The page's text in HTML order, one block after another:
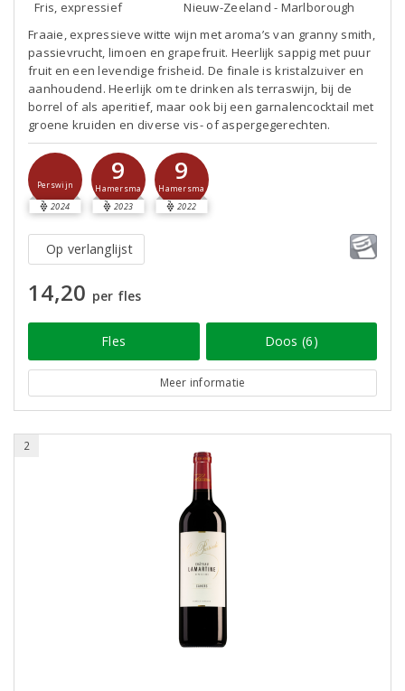
Fris, expressief
Nieuw-Zeeland - Marlborough
Fraaie, expressieve witte wijn met aroma’s van granny smith,
passievrucht, limoen en grapefruit. Heerlijk sappig met puur
fruit en een levendige frisheid. De finale is kristalzuiver en
aanhoudend. Heerlijk om te drinken als terraswijn, bij de
borrel of als aperitief, maar ook bij een garnalencocktail met
groene kruiden en diverse vis- of aspergegerechten.
Perswijn
2024
9
Hamersma
2023
9
Hamersma
2022
Op verlanglijst
14,20 per fles
Fles Doos (6)
Meer informatie
2